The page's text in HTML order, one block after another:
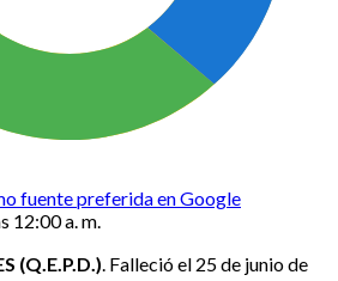
fuente preferida en Google
12:00 a. m.
(Q.E.P.D.). Falleció el 25 de junio de